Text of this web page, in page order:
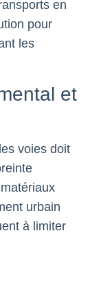
en
pour
les
et
voies doit
urbain
à limiter